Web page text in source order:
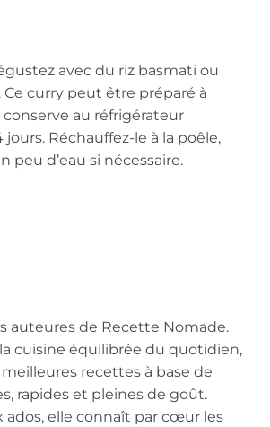
avec du riz basmati ou
Ce curry peut être préparé à
conserve au réfrigérateur
Réchauffez-le à la poêle,
peu d’eau si nécessaire.
auteures de Recette Nomade.
cuisine équilibrée du quotidien,
recettes à base de
rapides et pleines de goût.
ados, elle connaît par cœur les